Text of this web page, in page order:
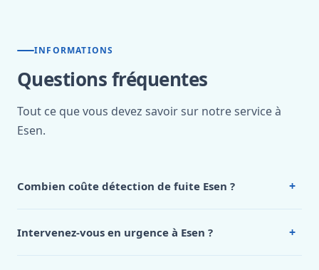
INFORMATIONS
Questions fréquentes
Tout ce que vous devez savoir sur notre service à
Esen.
Combien coûte détection de fuite Esen ? +
appelez le 0472 53 24 26.
Intervenez-vous en urgence à Esen ? +